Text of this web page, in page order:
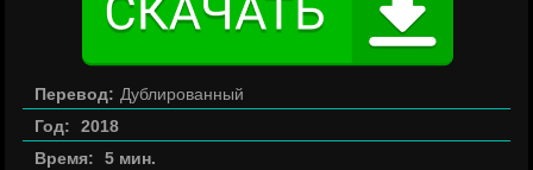
Перевод: Дублированный
Год:
2018
Время:
5 мин.